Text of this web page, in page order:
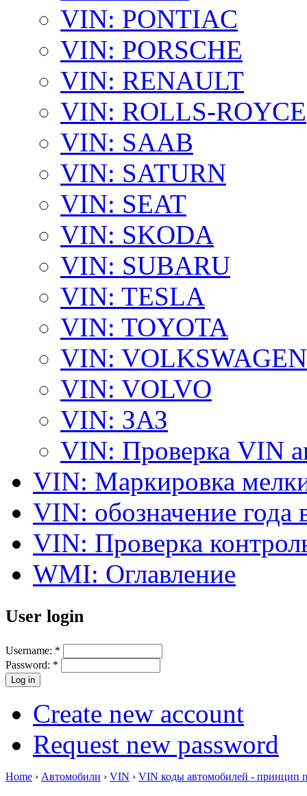
VIN: PONTIAC
VIN: PORSCHE
VIN: RENAULT
VIN: ROLLS-ROYCE
VIN: SAAB
VIN: SATURN
VIN: SEAT
VIN: SKODA
VIN: SUBARU
VIN: TESLA
VIN: TOYOTA
VIN: VOLKSWAGEN
VIN: VOLVO
VIN: ЗАЗ
VIN: Проверка VIN
VIN: Маркировка
VIN: обозначение года
VIN: Проверка
WMI: Оглавление
User login
Username: *
Password: *
Create new account
Request new password
Home › Автомобили › VIN › VIN коды автомобилей - принцип